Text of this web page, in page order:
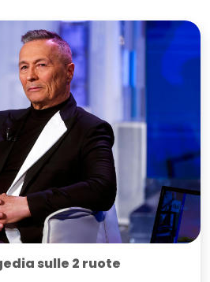
sulle 2 ruote